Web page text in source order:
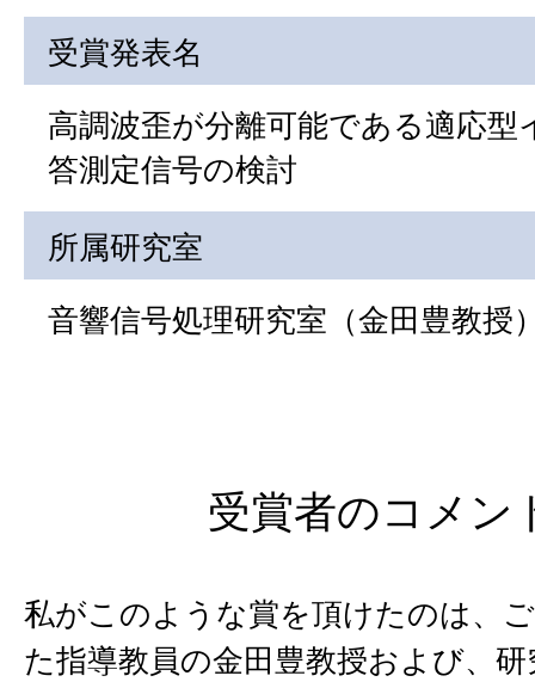
受賞発表名
高調波歪が分離可能である適応型
答測定信号の検討
所属研究室
音響信号処理研究室（金田豊教授
受賞者のコメン
私がこのような賞を頂けたのは、
た指導教員の金田豊教授および、